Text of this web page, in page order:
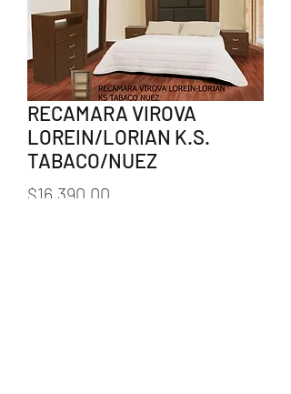
RECAMARA VIROVA
LOREIN/LORIAN K.S.
TABACO/NUEZ
$16,390.00